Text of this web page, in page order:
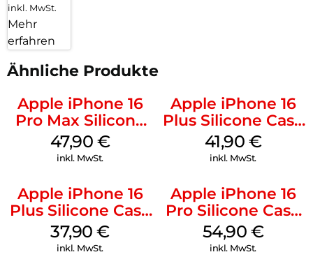
inkl. MwSt.
Mehr
erfahren
Ähnliche Produkte
Apple iPhone 16
Pro Max Silicone
Case MagSafe
Black
47,90 €
inkl. MwSt.
Apple iPhone 16
Plus Silicone Case
MagSafe Stone
Gray
41,90 €
inkl. MwSt.
Apple iPhone 16
Plus Silicone Case
MagSafe Lake
Green
37,90€
inkl. MwSt.
Apple iPhone 16
Pro Silicone Case
MagSafe Black
54,90 €
inkl. MwSt.